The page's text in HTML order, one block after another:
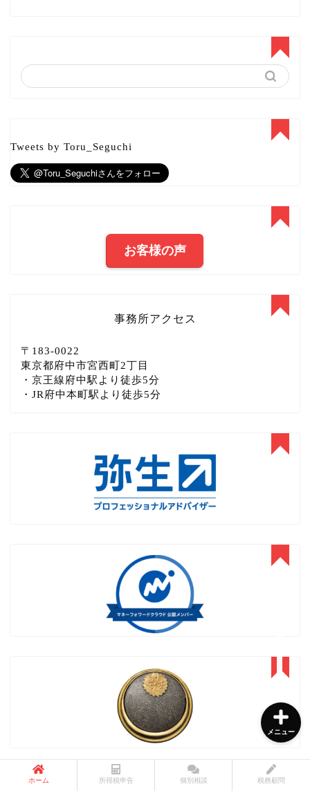
Tweets by Toru_Seguchi
お客様の声
事務所アクセス
〒183‐0022
東京都府中市宮西町2丁目
・京王線府中駅より徒歩5分
・JR府中本町駅より徒歩5分
ホーム 所得税申告 個別相談 税務顧問
メニュー
個別相談サービス
税務顧問サービス